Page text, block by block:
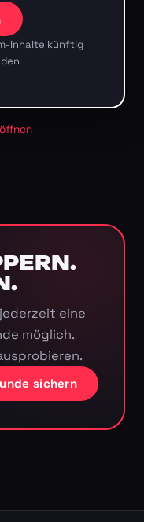
Inhalte künftig
eine
möglich.
sichern